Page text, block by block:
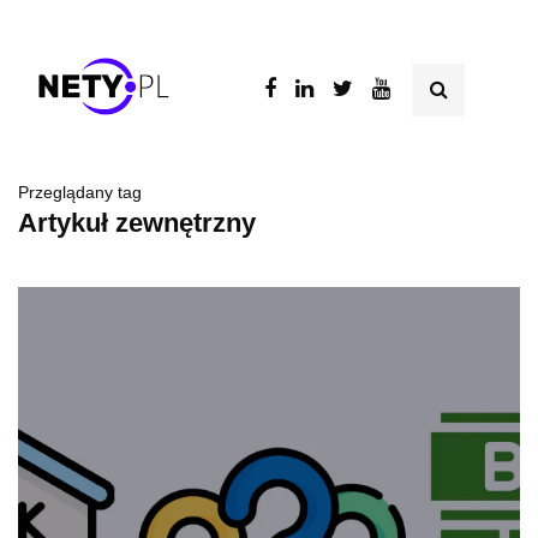
Przeglądany tag
Artykuł zewnętrzny